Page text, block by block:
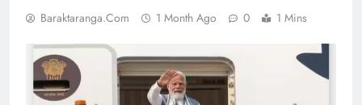
Baraktaranga.com 1 Month Ago 0 1 Mins